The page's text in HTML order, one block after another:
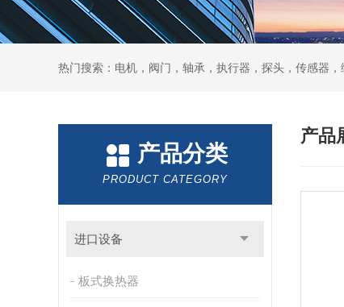
热门搜索：电机，阀门，轴承，执行器，探头，传感器，
产品分类
PRODUCT CATEGORY
进口设备
板式换热器
产品